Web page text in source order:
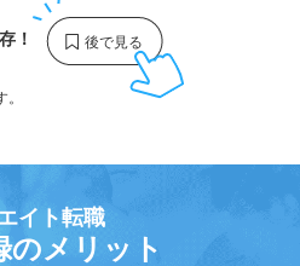
！
イト転職
のメリット